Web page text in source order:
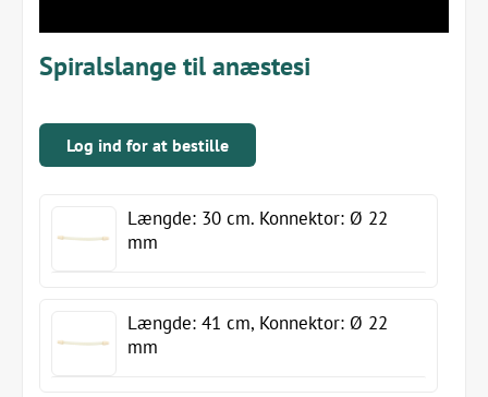
Spiralslange til anæstesi
Log ind for at bestille
Længde: 30 cm. Konnektor: Ø 22
mm
Længde: 41 cm, Konnektor: Ø 22
mm